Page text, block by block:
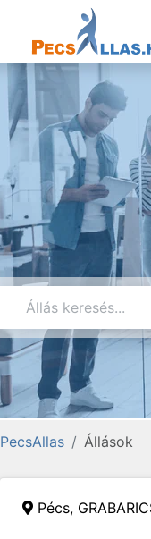
PecsAllas Állások
Pécs,